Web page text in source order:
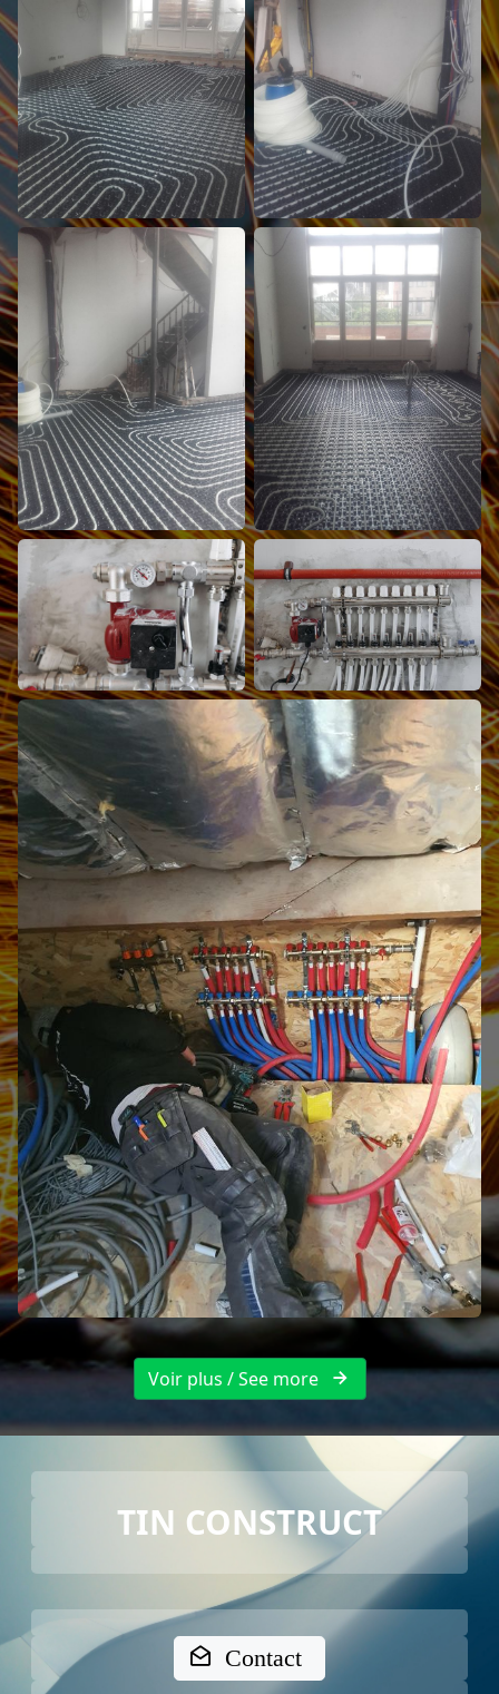
Voir plus / See more
TIN CONSTRUCT
Contact